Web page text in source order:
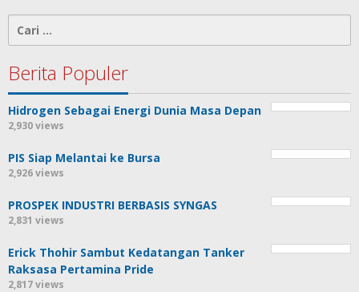
untuk:
Berita Populer
Hidrogen Sebagai Energi Dunia Masa Depan
2,930 views
PIS Siap Melantai ke Bursa
2,926 views
PROSPEK INDUSTRI BERBASIS SYNGAS
2,831 views
Erick Thohir Sambut Kedatangan Tanker
Raksasa Pertamina Pride
2,817 views